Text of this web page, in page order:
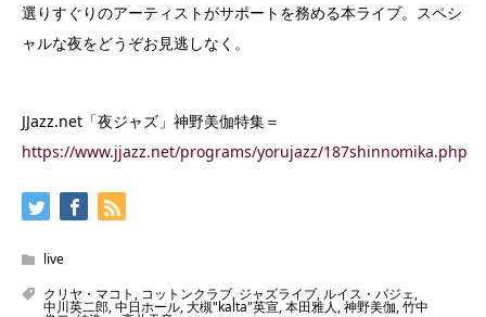
選りすぐりのアーティストがサポートを務める本ライブ。スペシ
ャルな夜をどうぞお見逃しなく。
JJazz.net「夜ジャズ」神野美伽特集＝
https://www.jjazz.net/programs/yorujazz/187shinnomika.php
live
クリヤ・マコト , コットンクラブ, ジャズライブ, ルイス・バジェ,
中川英二郎,中日ホール,大槻"kalta"英宣,本田雅人,神野美伽,竹中